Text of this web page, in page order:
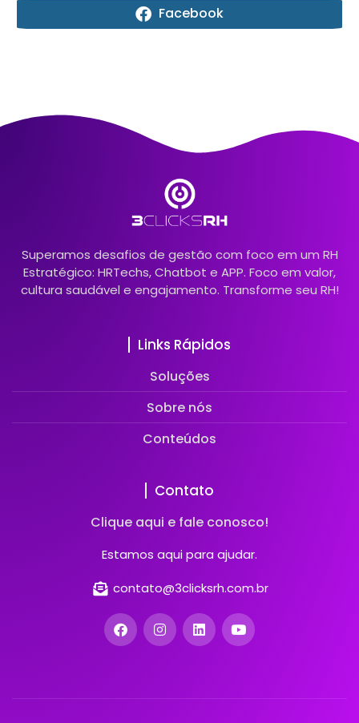
Facebook
Superamos desafios de gestão com foco em um RH
Estratégico: HRTechs, Chatbot e APP. Foco em valor,
cultura saudável e engajamento. Transforme seu RH!
Links Rápidos
Soluções
Sobre nós
Conteúdos
Contato
Clique aqui e fale conosco!
Estamos aqui para ajudar.
contato@3clicksrh.com.br